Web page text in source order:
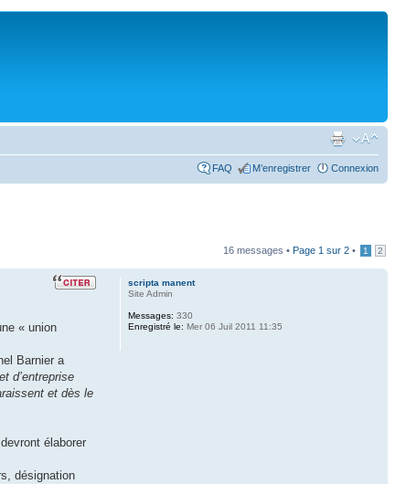
FAQ M’enregistrer Connexion
16 messages • Page 1 sur 2 • 1 2
« union
Barnier a
d’entreprise
et dès le
élaborer
désignation
scripta manent
Site Admin
Messages: 330
Enregistré le: Mer 06 Juil 2011 11:35